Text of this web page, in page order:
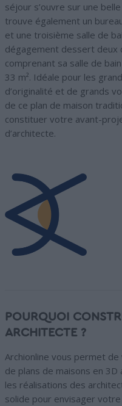
séjour s’ouvre sur une
trouve également un
et une troisième salle de
dégagement dessert deux
comprenant sa salle de
33 m². Idéale pour les
d’originalité et de grands
de ce plan de maison
constituer votre avant-
d’architecte.
POURQUOI
ARCHITECTE ?
Archionline vous permet
de plans de maisons en
les réalisations des
solide pour envisager